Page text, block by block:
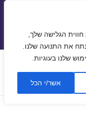
הגלישה שלך,
את התנועה שלנו.
שלנו בעוגיות.
אשר/י הכל
תפריטים
ווידג'טים